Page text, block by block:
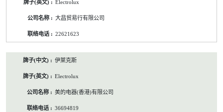
Electrolux
大昌贸易行有限公司
22621623
伊萊克斯
Electrolux
美的电器(香港)有限公司
36694819